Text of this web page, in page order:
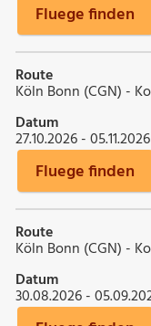
Fluege finden
Route
Köln Bonn (CGN) -
Datum
27.10.2026 - 05.11.2026
Fluege finden
Route
Köln Bonn (CGN) -
Datum
30.08.2026 -